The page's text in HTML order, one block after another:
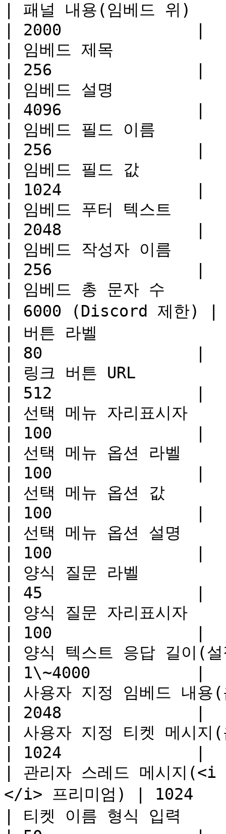
| 패널 내용(임베드 위)
| 2000              |
| 임베드 제목
| 256               |
| 임베드 설명
| 4096              |
| 임베드 필드 이름
| 256               |
| 임베드 필드 값
| 1024              |
| 임베드 푸터 텍스트
| 2048              |
| 임베드 작성자 이름
| 256               |
| 임베드 총 문자 수
| 6000 (Discord 제한) |
| 버튼 라벨
| 80                |
| 링크 버튼 URL
| 512               |
| 선택 메뉴 자리표시자
| 100               |
| 선택 메뉴 옵션 라벨
| 100               |
| 선택 메뉴 옵션 값
| 100               |
| 선택 메뉴 옵션 설명
| 100               |
| 양식 질문 라벨
| 45                |
| 양식 질문 자리표시자
| 100               |
| 양식 텍스트 응답 길이(
| 1\~4000           |
| 사용자 지정 임베드 내용
| 2048              |
| 사용자 지정 티켓 메시지
| 1024              |
| 관리자 스레드 메시지
</i> 프리미엄) |
| 티켓 이름 형식 입력